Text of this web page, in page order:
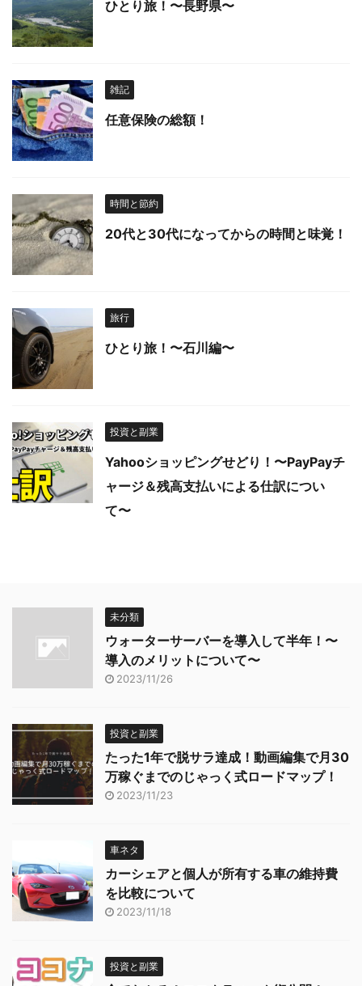
ひとり旅！〜長野県〜
雑記
任意保険の総額！
時間と節約
20代と30代になってからの時間と味覚！
旅行
ひとり旅！〜石川編〜
投資と副業
Yahooショッピングせどり！〜PayPayチ
ャージ＆残高支払いによる仕訳につい
て〜
未分類
ウォーターサーバーを導入して半年！〜
導入のメリットについて〜
2023/11/26
投資と副業
たった1年で脱サラ達成！動画編集で月30
万稼ぐまでのじゃっく式ロードマップ！
2023/11/23
車ネタ
カーシェアと個人が所有する車の維持費
を比較について
2023/11/18
投資と副業